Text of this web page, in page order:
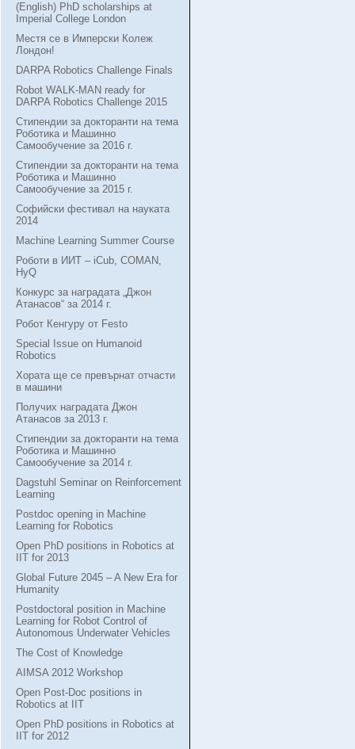
(English) PhD scholarships at
Imperial College London
Местя се в Имперски Колеж
Лондон!
DARPA Robotics Challenge Finals
Robot WALK-MAN ready for
DARPA Robotics Challenge 2015
Стипендии за докторанти на тема
Роботика и Машинно
Самообучение за 2016 г.
Стипендии за докторанти на тема
Роботика и Машинно
Самообучение за 2015 г.
Софийски фестивал на науката
2014
Machine Learning Summer Course
Роботи в ИИТ – iCub, COMAN,
HyQ
Конкурс за наградата „Джон
Атанасов“ за 2014 г.
Робот Кенгуру от Festo
Special Issue on Humanoid
Robotics
Хората ще се превърнат отчасти
в машини
Получих наградата Джон
Атанасов за 2013 г.
Стипендии за докторанти на тема
Роботика и Машинно
Самообучение за 2014 г.
Dagstuhl Seminar on Reinforcement
Learning
Postdoc opening in Machine
Learning for Robotics
Open PhD positions in Robotics at
IIT for 2013
Global Future 2045 – A New Era for
Humanity
Postdoctoral position in Machine
Learning for Robot Control of
Autonomous Underwater Vehicles
The Cost of Knowledge
AIMSA 2012 Workshop
Open Post-Doc positions in
Robotics at IIT
Open PhD positions in Robotics at
IIT for 2012